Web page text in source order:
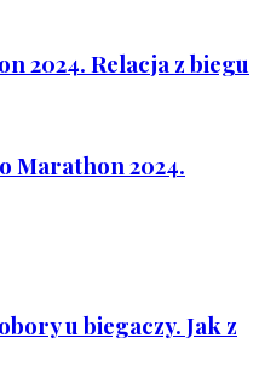
2024. Relacja z biegu
Marathon 2024.
u biegaczy. Jak z